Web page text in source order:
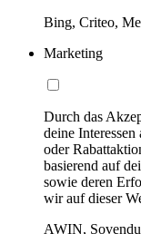
Bing, Criteo,
Marketing
Durch das
deine
oder
basierend auf
sowie deren
wir auf dieser
AWIN,